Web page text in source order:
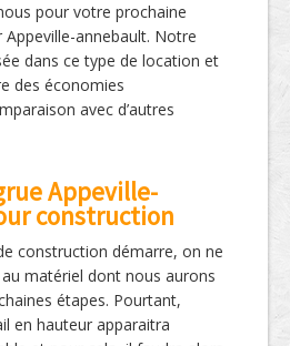
pour votre prochaine
annebault. Notre
dans ce type de location et
des économies
avec d’autres
Appeville-
construction
construction démarre, on ne
matériel dont nous aurons
étapes. Pourtant,
en hauteur apparaitra